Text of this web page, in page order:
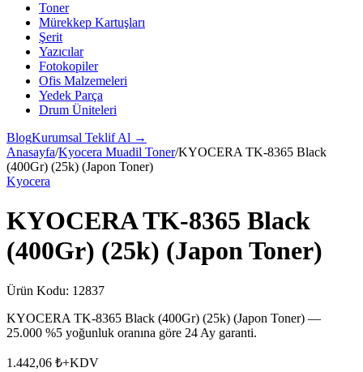
Toner
Mürekkep Kartuşları
Şerit
Yazıcılar
Fotokopiler
Ofis Malzemeleri
Yedek Parça
Drum Üniteleri
BlogKurumsal Teklif Al →
Anasayfa/Kyocera Muadil Toner/KYOCERA TK-8365 Black
(400Gr) (25k) (Japon Toner)
Kyocera
KYOCERA TK-8365 Black
(400Gr) (25k) (Japon Toner)
Ürün Kodu: 12837
KYOCERA TK-8365 Black (400Gr) (25k) (Japon Toner) —
25.000 %5 yoğunluk oranına göre 24 Ay garanti.
1.442,06 ₺+KDV